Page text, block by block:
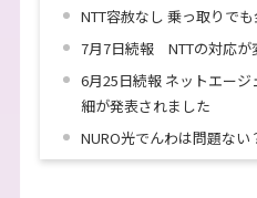
NTT容赦なし 乗っ取りで
7月7日続報 NTTの対応が
6月25日続報 ネットエー
細が発表されました
NURO光でんわは問題ない